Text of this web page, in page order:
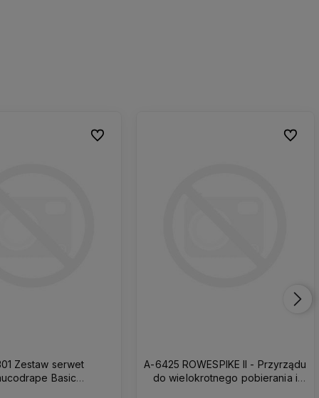
Zestaw serwet
Basic
Do ulubionych
Do ulubionych
A-6425 ROWESPIKE II - Przyrządu
do wielokrotnego pobierania i
Do
Do